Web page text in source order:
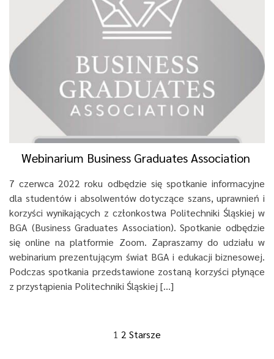
Webinarium Business Graduates Association
7 czerwca 2022 roku odbędzie się spotkanie informacyjne
dla studentów i absolwentów dotyczące szans, uprawnień i
korzyści wynikających z członkostwa Politechniki Śląskiej w
BGA (Business Graduates Association). Spotkanie odbędzie
się online na platformie Zoom. Zapraszamy do udziału w
webinarium prezentującym świat BGA i edukacji biznesowej.
Podczas spotkania przedstawione zostaną korzyści płynące
z przystąpienia Politechniki Śląskiej […]
1 2 Starsze